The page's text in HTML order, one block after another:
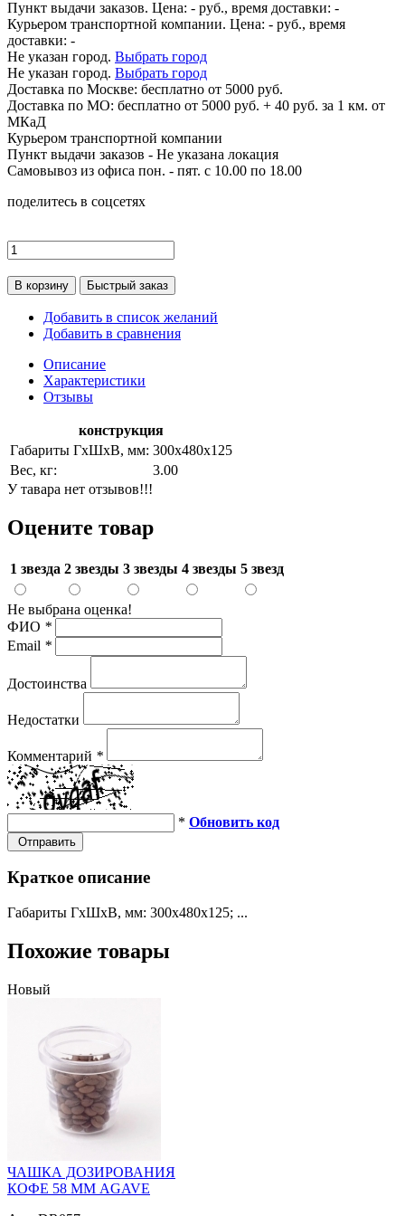
Пункт выдачи заказов. Цена: - руб., время доставки: -
Курьером транспортной компании. Цена: - руб., время
доставки: -
Не указан город. Выбрать город
Не указан город. Выбрать город
Доставка по Москве: бесплатно от 5000 руб.
Доставка по МО: бесплатно от 5000 руб. + 40 руб. за 1 км. от
МКаД
Курьером транспортной компании
Пункт выдачи заказов - Не указана локация
Самовывоз из офиса пон. - пят. с 10.00 по 18.00
поделитесь в соцсетях
В корзину Быстрый заказ
Добавить в список желаний
Добавить в сравнения
Описание
Характеристики
Отзывы
конструкция
Габариты ГхШхВ, мм: 300х480х125
Вес, кг:
3.00
У тавара нет отзывов!!!
Оцените товар
1 звезда 2 звезды 3 звезды 4 звезды 5 звезд
Не выбрана оценка!
ФИО *
Email *
Достоинства
Недостатки
Комментарий *
* Обновить код
Отправить
Краткое описание
Габариты ГхШхВ, мм: 300х480х125; ...
Похожие товары
Новый
ЧАШКА ДОЗИРОВАНИЯ
КОФЕ 58 ММ AGAVE